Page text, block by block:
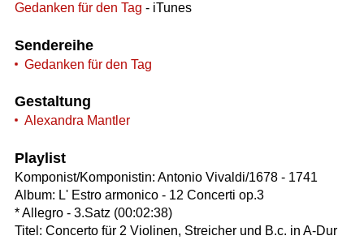
Gedanken für den Tag - iTunes
Sendereihe
Gedanken für den Tag
Gestaltung
Alexandra Mantler
Playlist
Komponist/Komponistin: Antonio Vivaldi/1678 - 1741
Album: L' Estro armonico - 12 Concerti op.3
* Allegro - 3.Satz (00:02:38)
Titel: Concerto für 2 Violinen, Streicher und B.c. in A-Dur